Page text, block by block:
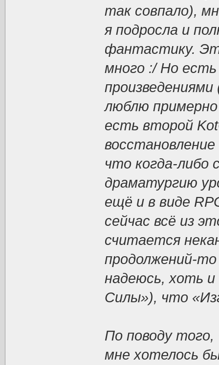
так совпало),
я подросла и
фантастику.
много :/ Но
люблю примерно
есть второй
что когда-либо
драматургию
ещё и в виде
сейчас всё из
считается
продолжений-
надеюсь, хоть и
Силы»), что
По поводу
мне хотелось